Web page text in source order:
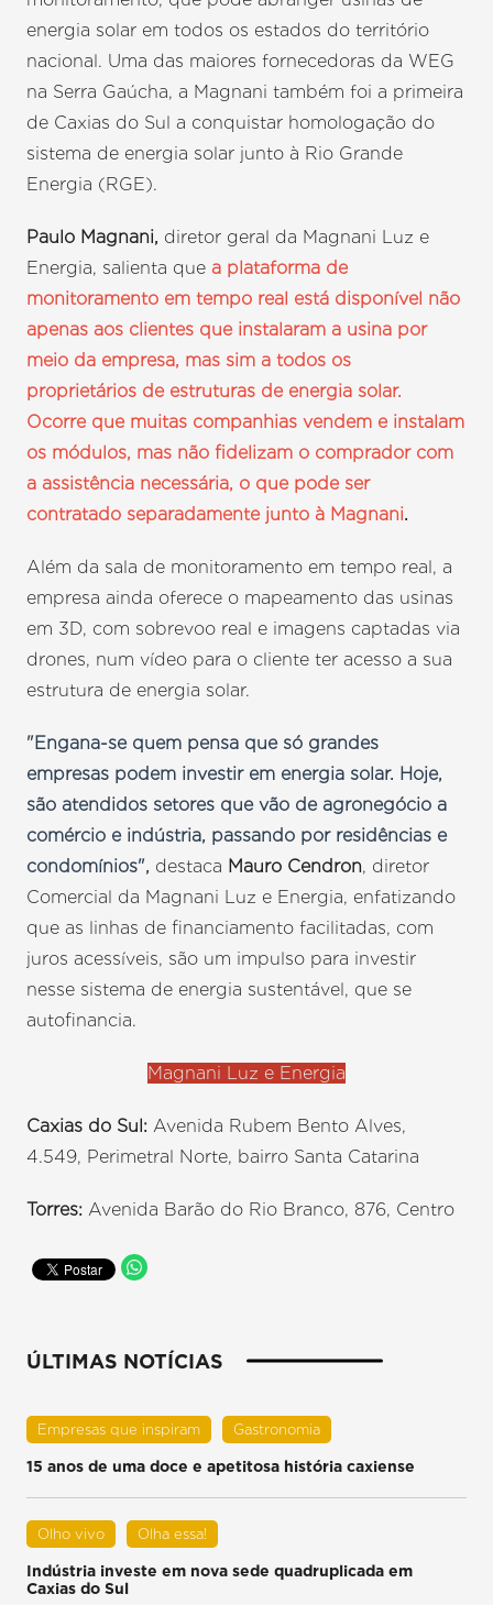
energia solar em todos os estados do território
nacional. Uma das maiores fornecedoras da WEG
na Serra Gaúcha, a Magnani também foi a primeira
de Caxias do Sul a conquistar homologação do
sistema de energia solar junto à Rio Grande
Energia (RGE).
Paulo Magnani, diretor geral da Magnani Luz e
Energia, salienta que a plataforma de
monitoramento em tempo real está disponível não
apenas aos clientes que instalaram a usina por
meio da empresa, mas sim a todos os
proprietários de estruturas de energia solar.
Ocorre que muitas companhias vendem e instalam
os módulos, mas não fidelizam o comprador com
a assistência necessária, o que pode ser
contratado separadamente junto à Magnani.
Além da sala de monitoramento em tempo real, a
empresa ainda oferece o mapeamento das usinas
em 3D, com sobrevoo real e imagens captadas via
drones, num vídeo para o cliente ter acesso a sua
estrutura de energia solar.
"Engana-se quem pensa que só grandes
empresas podem investir em energia solar. Hoje,
são atendidos setores que vão de agronegócio a
comércio e indústria, passando por residências e
condomínios", destaca Mauro Cendron, diretor
Comercial da Magnani Luz e Energia, enfatizando
que as linhas de financiamento facilitadas, com
juros acessíveis, são um impulso para investir
nesse sistema de energia sustentável, que se
autofinancia.
Magnani Luz e Energia
Caxias do Sul: Avenida Rubem Bento Alves,
4.549, Perimetral Norte, bairro Santa Catarina
Torres: Avenida Barão do Rio Branco, 876, Centro
ÚLTIMAS NOTÍCIAS
Empresas que inspiram Gastronomia
15 anos de uma doce e apetitosa história caxiense
Olho vivo Olha essa!
Indústria investe em nova sede quadruplicada em
Caxias do Sul